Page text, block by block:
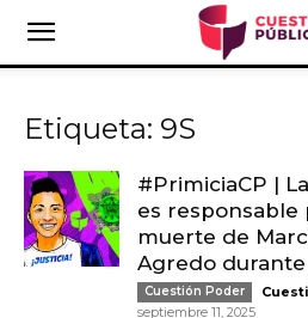
Etiqueta: 9S
#PrimiciaCP |
es responsable
muerte de
Agredo durante
Cuestión Poder
septiembre 11, 2025